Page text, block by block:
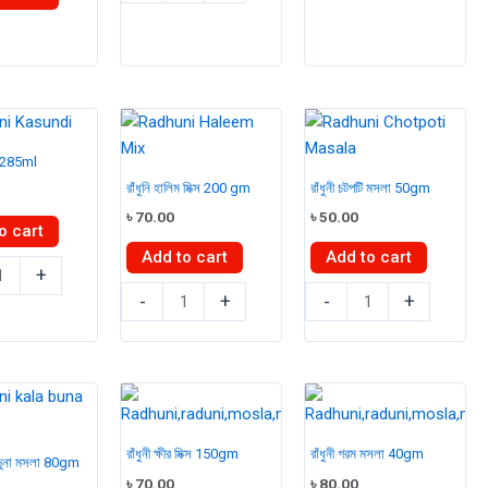
৳ 335.00.৳ 320.00.
quantity
285ml
cart
+
রাঁধুনি হালিম মিক্স 200 gm
৳70.00
Add to cart
-
হালিম
মিক্স
gm
quantity
+
রাঁধুনী চটপটি মসলা 50gm
৳50.00
Add to cart
-
চটপটি
মসলা
quantity
+
মসলা 80gm
রাঁধুনী ক্ষীর মিক্স 150gm
৳70.00
রাঁধুনী গরম মসলা 40gm
৳80.00